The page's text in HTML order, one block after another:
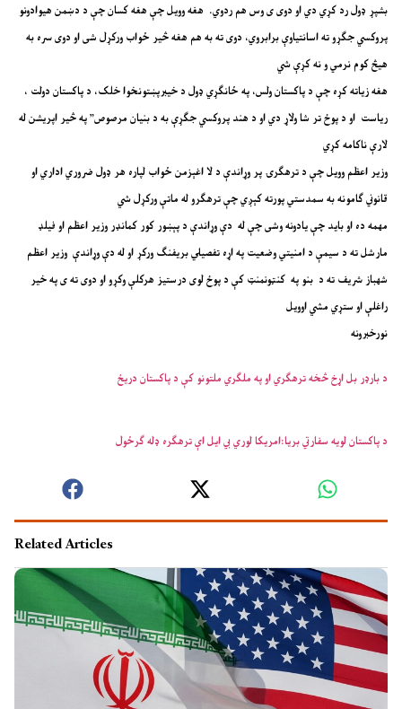
بشپړ ډول رد کړي دي او دوی ی وس هم ردوي. هغه وویل چې هغه کسان چې د دښمن هیوادونو
پروکسي جګړو ته اسانتیاوې برابروي، دوی ته به هم هغه څیر ځواب ورکړل شی او دوی سره به
هیڅ کوم نرمي و نه کړې شي
هغه زیاته کړه چې د پاکستان ولس، په ځانګړي ډول د خیبرپښتونخوا خلک، د پاکستان دولت ،
ریاست او د پوځ تر شا ولاړ دي او د هند پروکسي جګړې به د بنیان مرصوص” په څیر اپریشن له
لارې ناکامه کړي
وزیر اعظم وویل چې د ترهګرۍ پر وړاندې د لا اغېزمن ځواب لپاره هر ډول ضروري اداري او
قانوني ګامونه به سمدستي پورته کېږي چې ترهګرو له ماتې ورکړل شي
مهمه ده او باید چې یادونه وشی چې له دې وړاندې د پېښور کور کمانډر وزیر اعظم او فیلډ
مارشل ته د سیمې د امنیتي وضعیت په اړه تفصیلي بریفنګ ورکړ او له دې وړاندې وزیر اعظم
شهباز شریف ته د بنو په کنټونمنټ کې د پوځ لوی درستیز هرکلې وکړو او دوی ته ی په خیر
راغلې او ستړي مشي اوویل
نورخبرونه
د بارډر بل اړخ څخه ترهګري او په ملګري ملتونو کې د پاکستان دریځ
د پاکستان لویه سفارتي بریا:امریکا لوري بي ایل اې ترهګره ډله ګرځول
Related Articles